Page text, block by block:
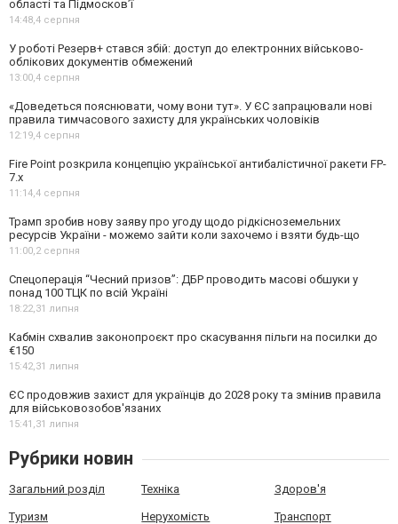
області та Підмосков’ї
14:48,4 серпня
У роботі Резерв+ стався збій: доступ до електронних військово-
облікових документів обмежений
13:00,4 серпня
«Доведеться пояснювати, чому вони тут». У ЄС запрацювали нові
правила тимчасового захисту для українських чоловіків
12:19,4 серпня
Fire Point розкрила концепцію української антибалістичної ракети FP-
7.x
11:14,4 серпня
Трамп зробив нову заяву про угоду щодо рідкісноземельних
ресурсів України - можемо зайти коли захочемо і взяти будь-що
11:00,2 серпня
Спецоперація “Чесний призов”: ДБР проводить масові обшуки у
понад 100 ТЦК по всій Україні
18:22,31 липня
Кабмін схвалив законопроєкт про скасування пільги на посилки до
€150
15:42,31 липня
ЄС продовжив захист для українців до 2028 року та змінив правила
для військовозобов'язаних
15:41,31 липня
Рубрики новин
Загальний розділ Техніка Здоров'я
Туризм Нерухомість Транспорт